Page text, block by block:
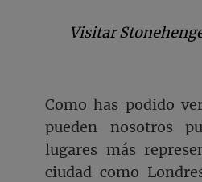
Visitar
Como has podido
pueden nosotros
lugares más
ciudad como